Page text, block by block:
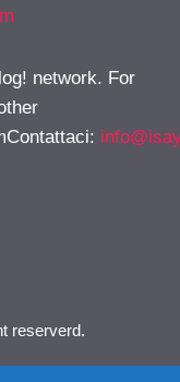
network. For
:
reserverd.